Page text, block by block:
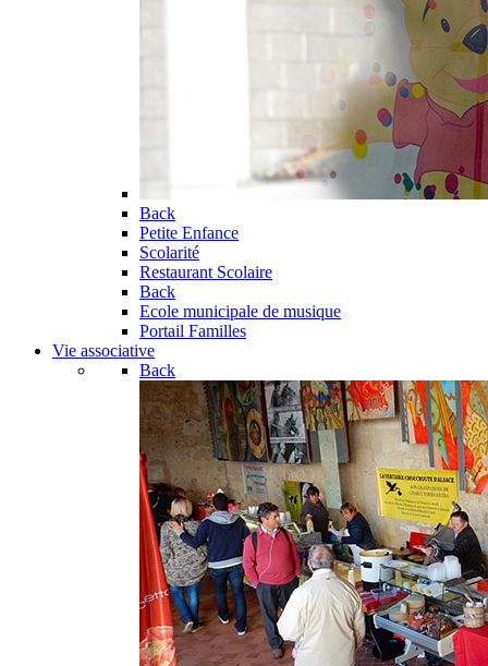
Back
Petite Enfance
Scolarité
Restaurant Scolaire
Back
Ecole municipale de musique
Portail Familles
Vie associative
Back